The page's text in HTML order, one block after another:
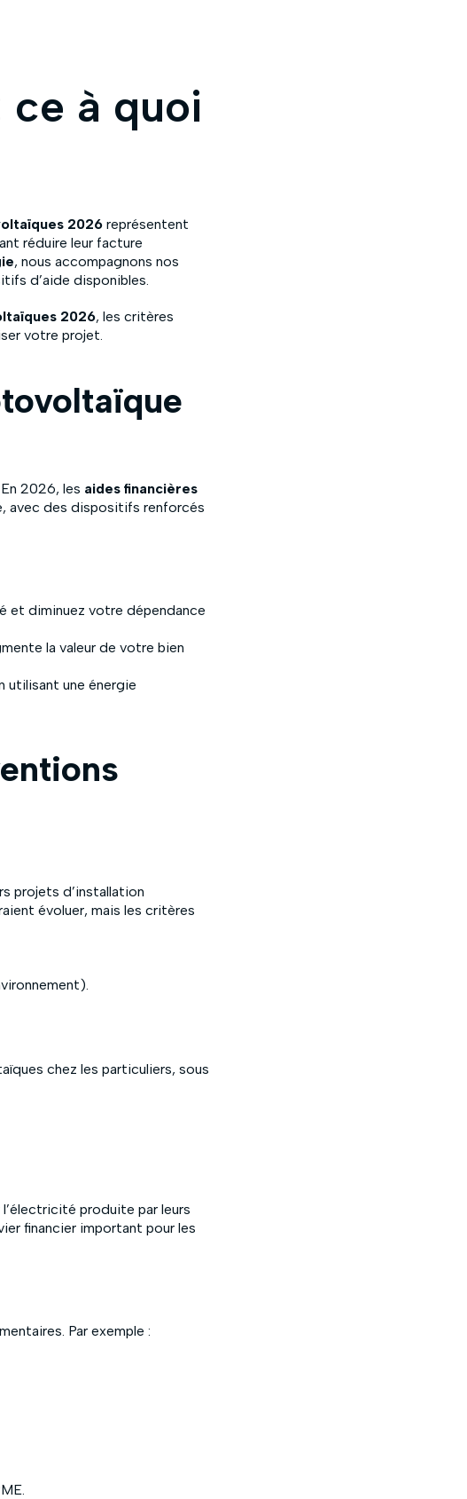
à quoi
2026 représentent
réduire leur facture
, nous accompagnons nos
d’aide disponibles.
2026, les critères
votre projet.
En 2026, les aides financières
avec des dispositifs renforcés
et diminuez votre dépendance
la valeur de votre bien
utilisant une énergie
projets d’installation
évoluer, mais les critères
chez les particuliers, sous
produite par leurs
financier important pour les
Par exemple :